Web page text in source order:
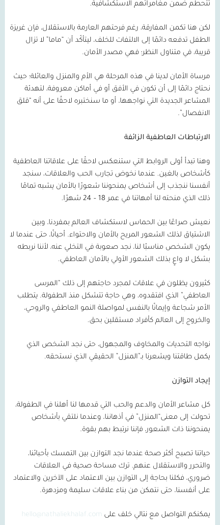
تتحطم ضمن مغامراتهم الاستكشافية.
لكن هنا تكمن المفارقة، رغم فرحتهم العارمة بالاستقلال، فإن غريزة
الطفل تدفعه دائمًا إلى الالتفات للخلف، ليتأكّد أن “ماما” لا تزال
قريبة، في متناول النظر؛ فهي مصدر الأمان.
مرساة الأمان لدينا في هذه المرحلة هي الأم والمنزل والعائلة؛ حيث
نحتاج دائمًا إلى أن تكون في الأفق أو في أماكن معروفة، لتهدئة
المشاعر الجديدة التي نواجهها، أو ما سنختبره لاحقًا على أنه “قلق
الانفصال”.
الارتباطات العاطفية الزائفة
وهنا تبدأ أولى الروابط التي ستنعكس لاحقًا على علاقاتنا العاطفية
كأشخاص بالغين. عندما نخوض تجارب الحب والعلاقات، سنجد
أنفسنا ننجذب إلى أشخاص يمنحوننا شعورًا بالأمان يشبه تمامًا
ذلك الذي منحته لنا أمهاتنا في عمر 18 – 24 شهرًا.
نعيش صراعًا بين الحماس لاستكشاف العالم بمفردنا، وبين
الاشتياق لذلك الشعور المريح بالأمان والاحتواء. أحيانًا، حتى عندما لا
يكون الشخص مناسبًا لنا، نجد صعوبة في التخلي عنه، لأننا نربطه
بشكل لا واعٍ بذلك الشعور الأولي بالأمان العاطفي.
كثيرون يظلون في علاقات لمجرد حاجتهم إلى ذلك “المرسى
العاطفي” الذي افتقدوه، وهي حاجة تتشكل منذ الطفولة. يتطلب
الأمر شجاعة وإيمانًا بالنفس لمواصلة النمو العاطفي والروحي،
والخروج إلى العالم كأفراد مستقلين بحق.
نواجه التحديات والمخاوف والمجهول، حتى نجد الشخص الذي
يكمل طاقتنا ويشعرنا بـ”المنزل” الحقيقي الذي نستحقه.
إيجاد التوازن
كل مشاعر الأمان والدعم والحب التي قدمها لنا أهلنا في الطفولة،
تحولت إلى معنى“المنزل” في أذهاننا، وعندما نلتقي بأشخاص
يمنحوننا ذات الشعور، فإننا نرتبط بهم بقوة.
حياتنا تصبح أكثر صحة عندما نجد التوازن بين التمسك بأحبائنا،
والتحرر والاستقلال عنهم. ترك مساحة صحية في العلاقات
ضروري، فكلنا بحاجة إلى التوازن بين الاعتماد على الآخرين والاعتماد
على أنفسنا، حتى نتمكن من بناء علاقات سليمة ومزدهرة.
يمكنكم التواصل مع نتالي خلف على hello@nathaliekhalaf.com